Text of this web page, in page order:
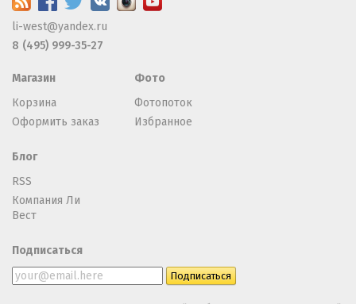
li-west@yandex.ru
8 (495) 999-35-27
Магазин
Корзина
Оформить заказ
Фото
Фотопоток
Избранное
Блог
RSS
Компания Ли
Вест
Подписаться